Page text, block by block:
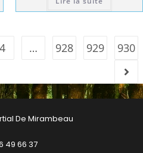
4 … 928 929 930
De Mirambeau
49 66 37